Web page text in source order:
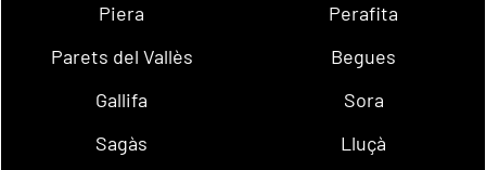
Piera
Perafita
Parets del Vallès
Begues
Gallifa
Sora
Sagàs
Lluçà